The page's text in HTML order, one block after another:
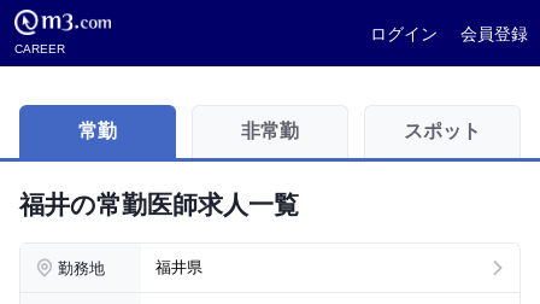
CAREER
ログイン 会員登録
常勤 非常勤 スポット
福井の常勤医師求人一覧
勤務地 福井県